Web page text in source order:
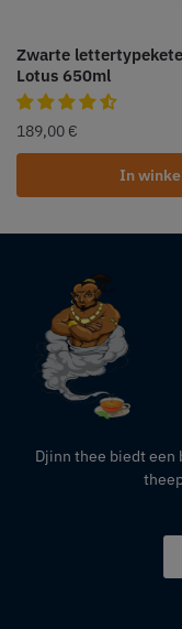
Zwarte
Lotus 650ml
189,00 €
In
Djinn thee biedt een